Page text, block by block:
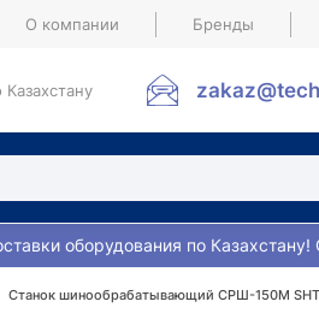
О компании Бренды
оборудования по
Станок шинообрабатывающий СРШ-150M